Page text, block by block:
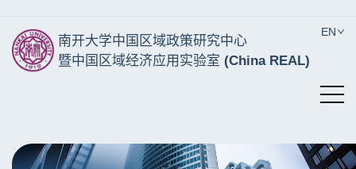
EN
南开大学中国区域政策研究中心
暨中国区域经济应用实验室(China REAL)